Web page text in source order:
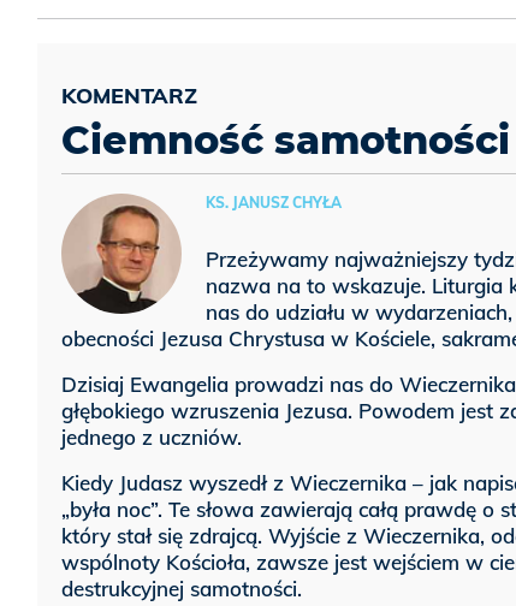
Ciemność samotności
KS. JANUSZ CHYŁA
Przeżywamy najważniejszy
nazwa na to wskazuje. Liturgia
nas do udziału w
obecności Jezusa Chrystusa w Kościele,
Dzisiaj Ewangelia prowadzi nas do
głębokiego wzruszenia Jezusa. Powodem jest
jednego z uczniów.
Kiedy Judasz wyszedł z Wieczernika – jak
„była noc”. Te słowa zawierają całą prawdę o
który stał się zdrajcą. Wyjście z Wieczernika,
wspólnoty Kościoła, zawsze jest wejściem w
destrukcyjnej samotności.